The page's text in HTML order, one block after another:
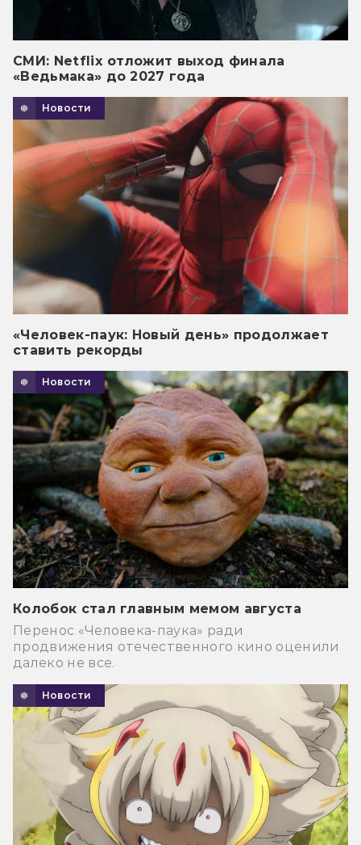
СМИ: Netflix отложит выход финала
«Ведьмака» до 2027 года
Новости
«Человек-паук: Новый день» продолжает
ставить рекорды
Новости
Колобок стал главным мемом августа
Перенос «Человека-паука» ради
продвижения отечественного кино оценили
далеко не все.
Новости